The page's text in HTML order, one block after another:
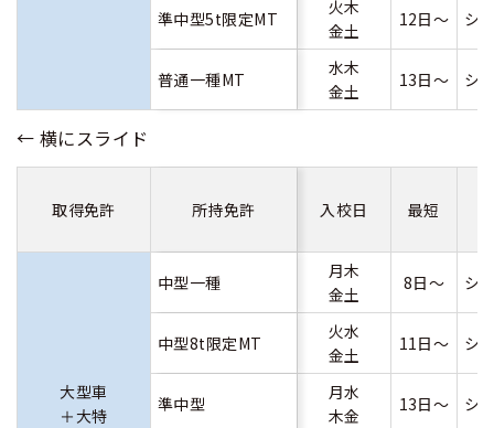
準中型5t限定MT
火木
金土
12日～ シ
普通一種MT
水木
金土
13日～ シ
取得免許 所持免許 入校日 最短
大型車
＋大特
中型一種
月木
金土
8日～ シ
中型8t限定MT
火水
金土
11日～ シ
準中型
月水
木金
13日～ シ